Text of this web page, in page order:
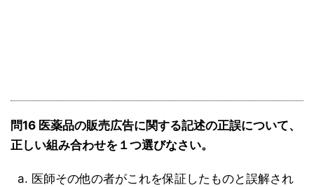
問16 医薬品の販売広告に関する記述の正誤について、
正しい組み合わせを１つ選びなさい。
医師その他の者がこれを保証したものと誤解され